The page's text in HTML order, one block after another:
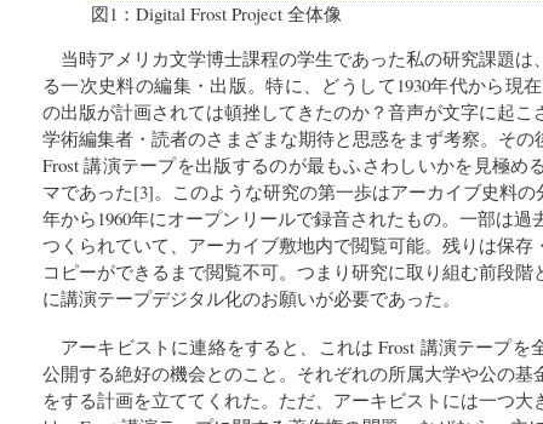
図1：Digital Frost Project 全体像
当時アメリカ文学博士課程の学生であった私の研究課題
る一次史料の編集・出版。特に、どうして1930年代から現
の出版が計画されては頓挫してきたのか？音声が文字に起こ
学術編集者・読者のさまざまな期待と思惑をまず考察。その
Frost 講演テープを出版するのが最もふさわしいかを見極め
マであった[3]。このような研究の第一歩はアーカイブ史料の
年から1960年にオープンリールで録音されたもの。一部は
つくられていて、アーカイブ敷地内で閲覧可能。残りは保存
コピーができるまで閲覧不可。つまり研究に取り組む前段
に講演テープデジタル化のお願いが必要であった。
アーキビストに連絡をすると、これは Frost 講演テープを
公開する絶好の機会とのこと。それぞれの所属大学や公の基
をする計画を立ててくれた。ただ、アーキビストには一つ